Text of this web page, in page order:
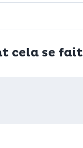
cela se fait